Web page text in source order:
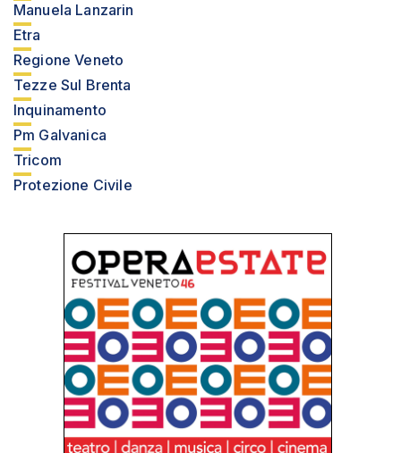
Manuela Lanzarin
Etra
Regione Veneto
Tezze Sul Brenta
Inquinamento
Pm Galvanica
Tricom
Protezione Civile